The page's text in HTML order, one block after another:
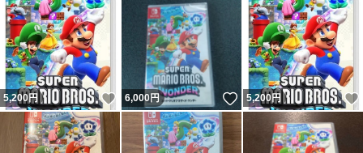
5,200 円 いいね！
6,000円 いいね！
5,200 円